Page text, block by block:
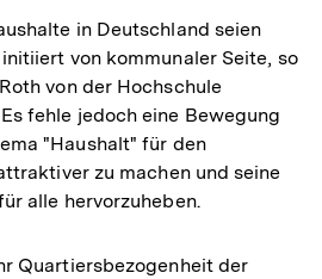
in Deutschland seien
von kommunaler Seite, so
von der Hochschule
fehle jedoch eine Bewegung
"Haushalt" für den
zu machen und seine
alle hervorzuheben.
Quartiersbezogenheit der